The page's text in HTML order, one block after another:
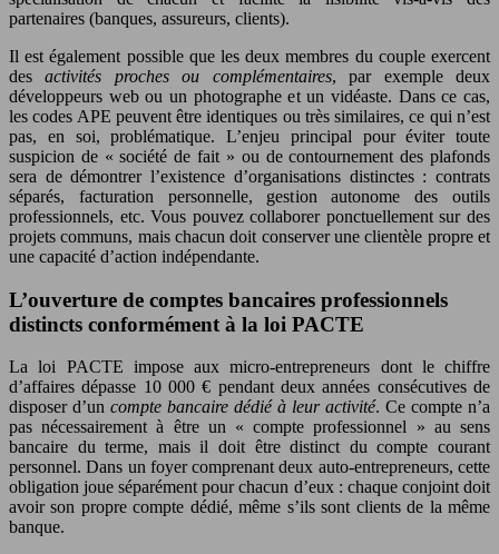
partenaires (banques, assureurs, clients).
Il est également possible que les deux membres du couple exercent
desactivités proches ou complémentaires, par exemple deux
développeurs web ou un photographe et un vidéaste. Dans ce cas,
les codes APE peuvent être identiques ou très similaires, ce qui n’est
pas, en soi, problématique. L’enjeu principal pour éviter toute
suspicion de « société de fait » ou de contournement des plafonds
sera de démontrer l’existence d’organisations distinctes : contrats
séparés, facturation personnelle, gestion autonome des outils
professionnels, etc. Vous pouvez collaborer ponctuellement sur des
projets communs, mais chacun doit conserver une clientèle propre et
une capacité d’action indépendante.
L’ouverture de comptes bancaires professionnels
distincts conformément à la loi PACTE
La loi PACTE impose aux micro-entrepreneurs dont le chiffre
d’affaires dépasse 10 000 € pendant deux années consécutives de
disposer d’un compte bancaire dédié à leur activité. Ce compte n’a
pas nécessairement à être un « compte professionnel » au sens
bancaire du terme, mais il doit être distinct du compte courant
personnel. Dans un foyer comprenant deux auto-entrepreneurs, cette
obligation joue séparément pour chacun d’eux : chaque conjoint doit
avoir son propre compte dédié, même s’ils sont clients de la même
banque.